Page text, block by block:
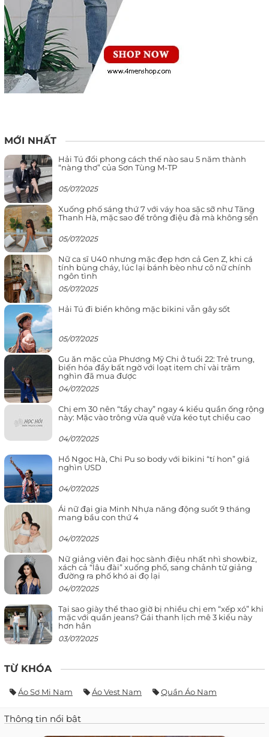
MỚI NHẤT
Hải Tú đổi phong cách thế nào sau 5 năm thành
“nàng thơ” của Sơn Tùng M-TP
05/07/2025
Xuống phố sáng thứ 7 với váy hoa sặc sỡ như Tăng
Thanh Hà, mặc sao để trông điệu đà mà không sến
05/07/2025
Nữ ca sĩ U40 nhưng mặc đẹp hơn cả Gen Z, khi cá
tính bùng cháy, lúc lại bánh bèo như cô nữ chính
ngôn tình
05/07/2025
Hải Tú đi biển không mặc bikini vẫn gây sốt
05/07/2025
Gu ăn mặc của Phương Mỹ Chi ở tuổi 22: Trẻ trung,
biến hóa đầy bất ngờ với loạt item chỉ vài trăm
nghìn đã mua được
04/07/2025
Chị em 30 nên “tẩy chay” ngay 4 kiểu quần ống rộng
này: Mặc vào trông vừa quê vừa kéo tụt chiều cao
04/07/2025
Hồ Ngọc Hà, Chi Pu so body với bikini “tí hon” giá
nghìn USD
04/07/2025
Ái nữ đại gia Minh Nhựa năng động suốt 9 tháng
mang bầu con thứ 4
04/07/2025
Nữ giảng viên đại học sành điệu nhất nhì showbiz,
xách cả “lâu đài” xuống phố, sang chảnh từ giảng
đường ra phố khó ai đọ lại
04/07/2025
Tại sao giày thể thao giờ bị nhiều chị em “xếp xó” khi
mặc với quần jeans? Gái thanh lịch mê 3 kiểu này
hơn hẳn
03/07/2025
TỪ KHÓA
Áo Sơ Mi Nam Áo Vest Nam Quần Áo Nam
Thông tin nổi bật